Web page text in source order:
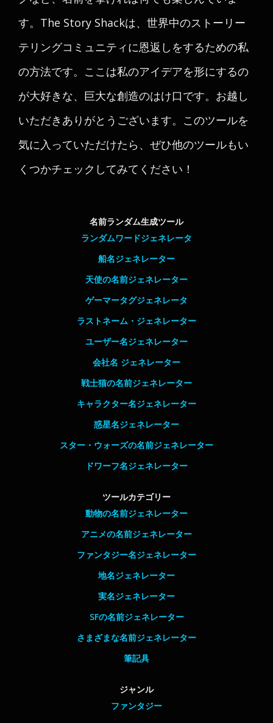
す。The Story Shackは、世界中のストーリー
テリングコミュニティに恩返しをするための私
の方法です。ここは私のアイデアを形にするの
が大好きな、巨大な創造のはけ口です。お越し
いただきありがとうございます。このツールを
気に入っていただけたら、ぜひ他のツールもい
くつかチェックしてみてください！
名前ランダム生成ツール
ランダムワードジェネレータ
船名ジェネレーター
天使の名前ジェネレーター
ゲーマータグジェネレータ
ラストネーム・ジェネレーター
ユーザー名ジェネレーター
会社名 ジェネレーター
戦士猫の名前ジェネレーター
キャラクター名ジェネレーター
惑星名ジェネレーター
スター・ウォーズの名前ジェネレーター
ドワーフ名ジェネレーター
ツールカテゴリー
動物の名前ジェネレーター
アニメの名前ジェネレーター
ファンタジー名ジェネレーター
地名ジェネレーター
実名ジェネレーター
SFの名前ジェネレーター
さまざまな名前ジェネレーター
筆記具
ジャンル
ファンタジー